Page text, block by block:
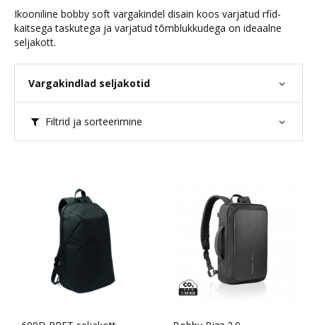
Ikooniline bobby soft vargakindel disain koos varjatud rfid-
kaitsega taskutega ja varjatud tõmblukkudega on ideaalne
seljakott.
Vargakindlad seljakotid
Filtrid ja sorteerimine